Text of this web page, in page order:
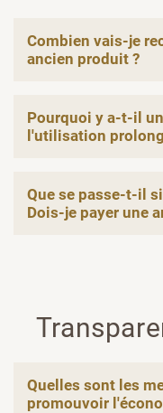
Combien vais-je
ancien produit ?
Pourquoi y a-t-il
l'utilisation
Que se passe-t-il
Dois-je payer une
Quelles sont les
promouvoir